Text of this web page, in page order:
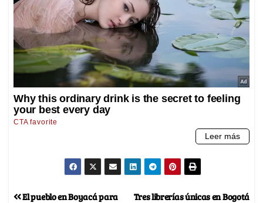
Tres librerías únicas en Bogotá
El pueblo en Boyacá para